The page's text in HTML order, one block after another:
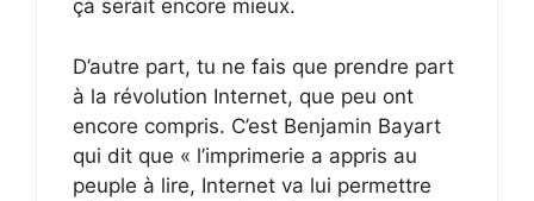
ça serait encore mieux.
D’autre part, tu ne fais que prendre part
à la révolution Internet, que peu ont
encore compris. C’est Benjamin Bayart
qui dit que « l’imprimerie a appris au
peuple à lire, Internet va lui permettre